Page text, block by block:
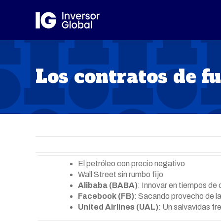
Los contratos de
El petróleo con precio negativo
Wall Street sin rumbo fijo
Alibaba (BABA): Innovar en tiempos de
Facebook (FB): Sacando provecho de
United Airlines (UAL): Un salvavidas